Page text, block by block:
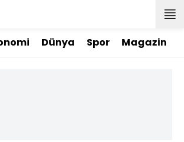
Dünya Spor Magazin